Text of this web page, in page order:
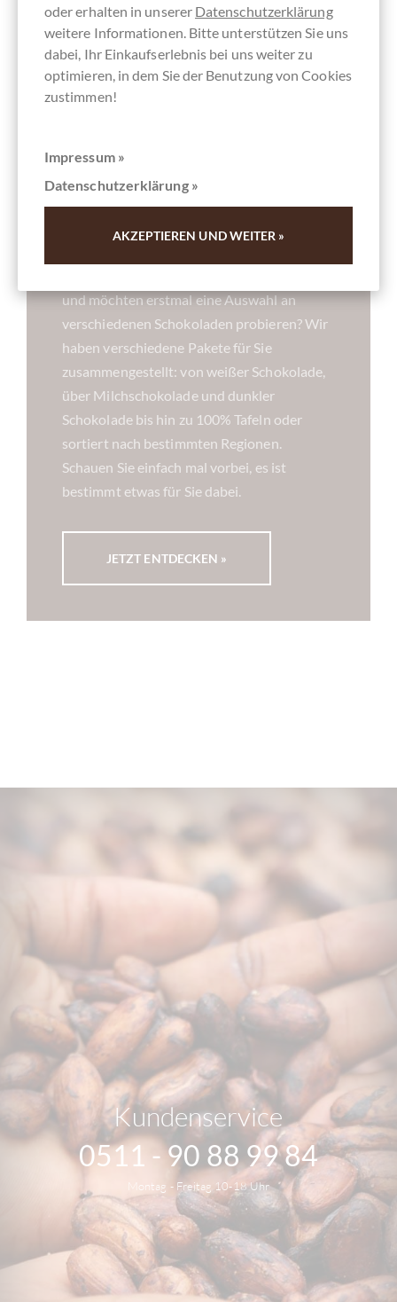
Probiersets
und möchten erstmal eine Auswahl an
verschiedenen Schokoladen probieren? Wir
haben verschiedene Pakete für Sie
zusammengestellt: von weißer Schokolade,
über Milchschokolade und dunkler
Schokolade bis hin zu 100% Tafeln oder
sortiert nach bestimmten Regionen.
Schauen Sie einfach mal vorbei, es ist
bestimmt etwas für Sie dabei.
JETZT ENTDECKEN »
Kundenservice
0511 - 90 88 99 84
Montag - Freitag 10-18 Uhr
oder erhalten in unserer Datenschutzerklärung
weitere Informationen. Bitte unterstützen Sie uns
dabei, Ihr Einkaufserlebnis bei uns weiter zu
optimieren, in dem Sie der Benutzung von Cookies
zustimmen!
Impressum »
Datenschutzerklärung »
AKZEPTIEREN UND WEITER »